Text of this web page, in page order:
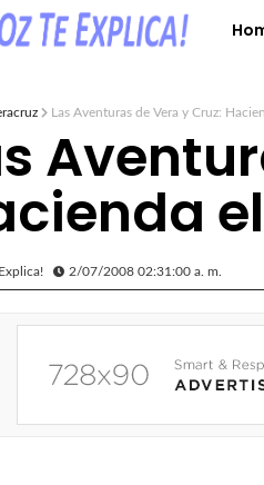
Las Aventuras de Vera y Cruz:
2/07/2008 02:31:00 a. m.